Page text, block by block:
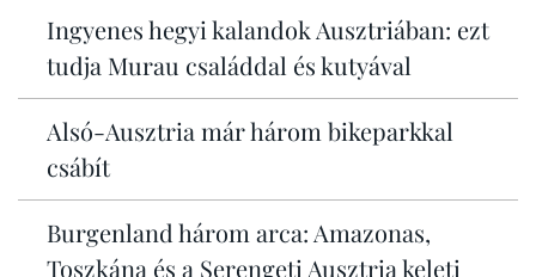
Ingyenes hegyi kalandok Ausztriában: ezt
tudja Murau családdal és kutyával
Alsó-Ausztria már három bikeparkkal
csábít
Burgenland három arca: Amazonas,
Toszkána és a Serengeti Ausztria keleti